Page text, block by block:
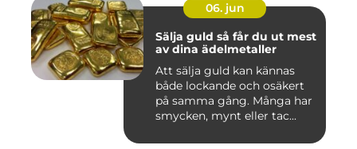
06. jun
Sälja guld så får du ut mest
av dina ädelmetaller
Att sälja guld kan kännas
både lockande och osäkert
på samma gång. Många har
smycken, mynt eller tac...